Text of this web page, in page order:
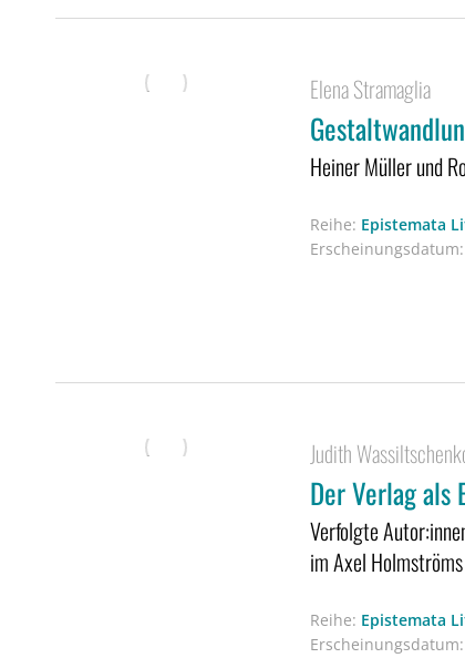
Elena Stramaglia
Heiner Müller und
Reihe: Epistemata
Erscheinungsdatum:
Judith
Der Verlag als
Verfolgte
im Axel
Reihe: Epistemata
Erscheinungsdatum: